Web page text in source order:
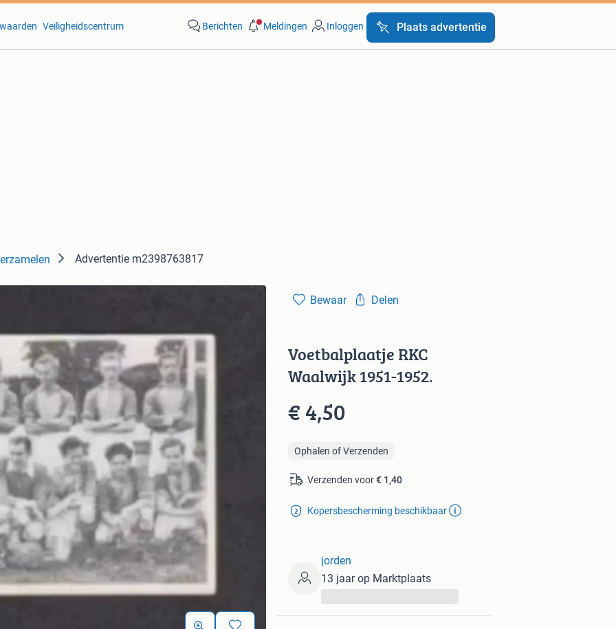
Veiligheidscentrum Berichten Meldingen Inloggen Plaats advertentie
Advertentie m2398763817
Bewaar Delen
Voetbalplaatje RKC
Waalwijk 1951-1952.
€ 4,50
Ophalen of Verzenden
Verzenden voor€ 1,40
Kopersbescherming beschikbaar
jorden
13 jaar op Marktplaats